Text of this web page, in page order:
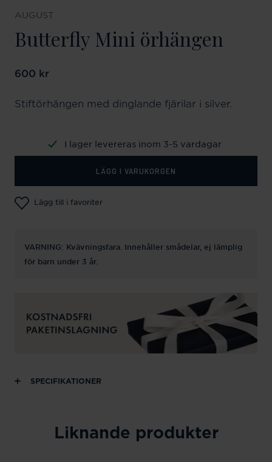
AUGUST
Butterfly Mini örhängen
Pris: 600 kr
600 kr
Stiftörhängen med dinglande fjärilar i silver.
I lager levereras inom 3-5 vardagar
LÄGG I VARUKORGEN
Lägg till i favoriter
VARNING: Kvävningsfara. Innehåller smådelar, ej lämplig
för barn under 3 år.
SPECIFIKATIONER
Liknande produkter